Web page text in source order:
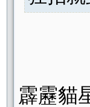
霹靂貓